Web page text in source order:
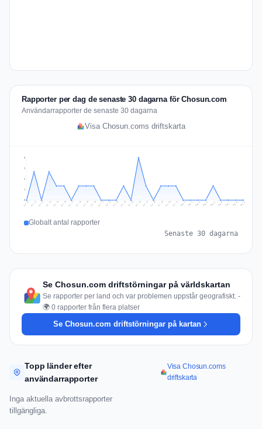
Rapporter per dag de senaste 30 dagarna för Chosun.com
Användarrapporter de senaste 30 dagarna
Visa Chosun.coms driftskarta
1
2
2
3
Jul 11 Jul 12 Jul 13 Jul 14 Jul 15 Jul 16 Jul 17 Jul 18 Jul 19 Jul 20 Jul 21 Jul 22 Jul 23 Jul 24 Jul 25 Jul 26 Jul 27 Jul 28 Jul 29 Jul 30 Jul 31 Aug 1 Aug 2 Aug 3 Aug 4 Aug 5 Aug 6 Aug 7 Aug 8 Aug 9
Globalt antal rapporter
Senaste 30 dagarna
Se Chosun.com driftstörningar på världskartan
Se rapporter per land och var problemen uppstår geografiskt. -
🌍 0 rapporter från flera platser
Se Chosun.com driftstörningar på kartan
Topp länder efter
användarrapporter
Visa Chosun.coms
driftskarta
Inga aktuella avbrottsrapporter
tillgängliga.